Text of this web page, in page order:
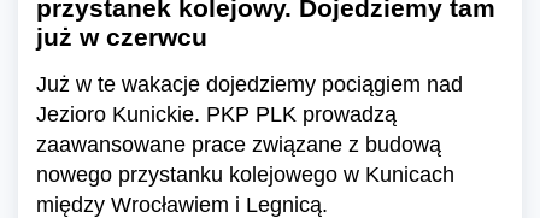
przystanek kolejowy. Dojedziemy tam
już w czerwcu
Już w te wakacje dojedziemy pociągiem nad
Jezioro Kunickie. PKP PLK prowadzą
zaawansowane prace związane z budową
nowego przystanku kolejowego w Kunicach
między Wrocławiem i Legnicą.